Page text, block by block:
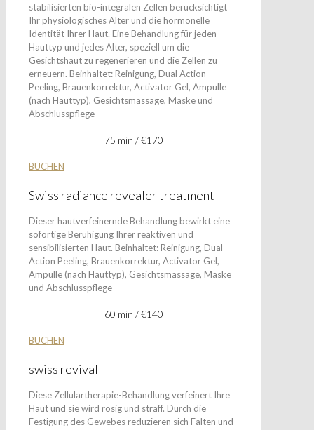
stabilisierten bio-integralen Zellen berücksichtigt
Ihr physiologisches Alter und die hormonelle
Identität Ihrer Haut. Eine Behandlung für jeden
Hauttyp und jedes Alter, speziell um die
Gesichtshaut zu regenerieren und die Zellen zu
erneuern. Beinhaltet: Reinigung, Dual Action
Peeling, Brauenkorrektur, Activator Gel, Ampulle
(nach Hauttyp), Gesichtsmassage, Maske und
Abschlusspflege
75 min / €170
BUCHEN
Swiss radiance revealer treatment
Dieser hautverfeinernde Behandlung bewirkt eine
sofortige Beruhigung Ihrer reaktiven und
sensibilisierten Haut. Beinhaltet: Reinigung, Dual
Action Peeling, Brauenkorrektur, Activator Gel,
Ampulle (nach Hauttyp), Gesichtsmassage, Maske
und Abschlusspflege
60 min / €140
BUCHEN
swiss revival
Diese Zellulartherapie-Behandlung verfeinert Ihre
Haut und sie wird rosig und straff. Durch die
Festigung des Gewebes reduzieren sich Falten und